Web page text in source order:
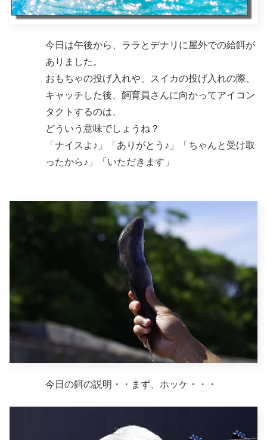
今日は午後から、ララとデナリに屋外での給餌が
ありました。
おもちゃの投げ入れや、スイカの投げ入れの際、
キャッチした後、飼育員さんに向かってアイコン
タクトするのは、
どういう意味でしょうね？
「ナイスよ♪」「ありがとう♪」「ちゃんと受け取
ったから♪」「いただきます」
今日の餌の説明・・まず、ホッケ・・・